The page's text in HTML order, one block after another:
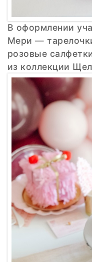
В оформлении
Мери —
розовые
из коллекции